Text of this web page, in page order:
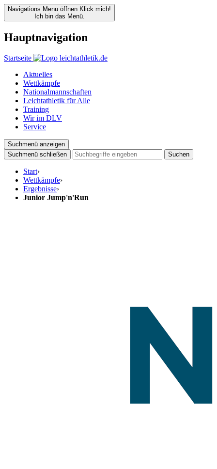
Navigations Menu öffnen Klick mich!
Ich bin das Menü.
Hauptnavigation
Startseite
Aktuelles
Wettkämpfe
Nationalmannschaften
Leichtathletik für Alle
Training
Wir im DLV
Service
Suchmenü anzeigen
Suchmenü schließen
Suchen
Start›
Wettkämpfe›
Ergebnisse›
Junior Jump'n'Run